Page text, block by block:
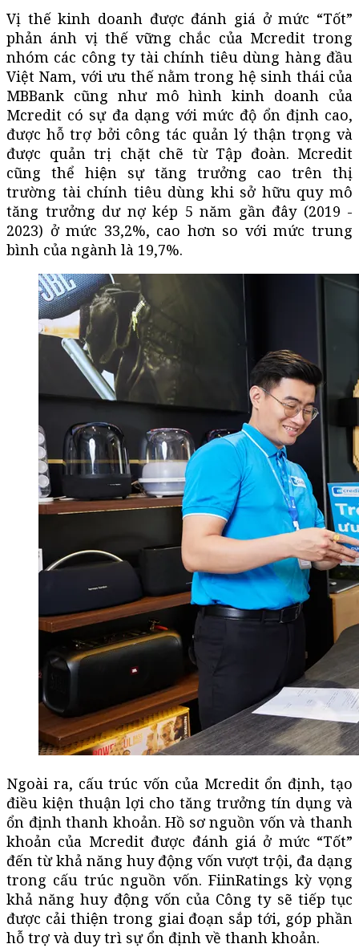
Vị thế kinh doanh được đánh giá ở mức “Tốt”
phản ánh vị thế vững chắc của Mcredit trong
nhóm các công ty tài chính tiêu dùng hàng đầu
Việt Nam, với ưu thế nằm trong hệ sinh thái của
MBBank cũng như mô hình kinh doanh của
Mcredit có sự đa dạng với mức độ ổn định cao,
được hỗ trợ bởi công tác quản lý thận trọng và
được quản trị chặt chẽ từ Tập đoàn. Mcredit
cũng thể hiện sự tăng trưởng cao trên thị
trường tài chính tiêu dùng khi sở hữu quy mô
tăng trưởng dư nợ kép 5 năm gần đây (2019 -
2023) ở mức 33,2%, cao hơn so với mức trung
bình của ngành là 19,7%.
Ngoài ra, cấu trúc vốn của Mcredit ổn định, tạo
điều kiện thuận lợi cho tăng trưởng tín dụng và
ổn định thanh khoản. Hồ sơ nguồn vốn và thanh
khoản của Mcredit được đánh giá ở mức “Tốt”
đến từ khả năng huy động vốn vượt trội, đa dạng
trong cấu trúc nguồn vốn. FiinRatings kỳ vọng
khả năng huy động vốn của Công ty sẽ tiếp tục
được cải thiện trong giai đoạn sắp tới, góp phần
hỗ trợ và duy trì sự ổn định về thanh khoản.